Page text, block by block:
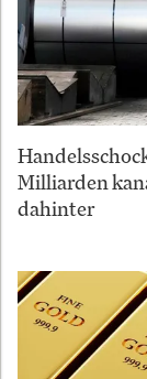
Milliarden
dahinter